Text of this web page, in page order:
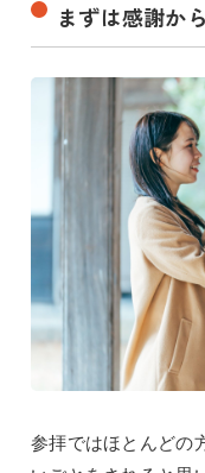
まずは感謝か
参拝ではほとんどの